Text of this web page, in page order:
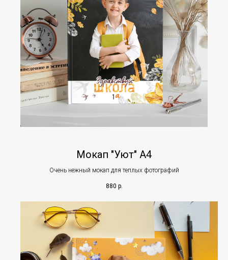
Мокап "Уют" А4
Очень нежный мокап для теплых фотографий
880 р.